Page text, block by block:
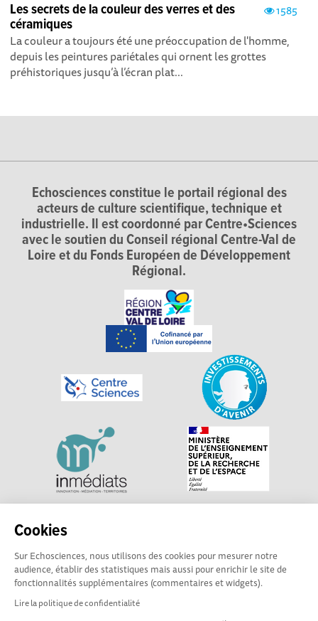
Cookies
Sur Echosciences, nous utilisons des cookies pour mesurer notre
audience, établir des statistiques mais aussi pour enrichir le site de
fonctionnalités supplémentaires (commentaires et widgets).
Lire la politique de confidentialité
1585
Les secrets de la couleur des verres et des
céramiques
La couleur a toujours été une préoccupation de l'homme,
depuis les peintures pariétales qui ornent les grottes
préhistoriques jusqu’à l’écran plat...
Echosciences constitue le portail régional des
acteurs de culture scientifique, technique et
industrielle. Il est coordonné par Centre•Sciences
avec le soutien du Conseil régional Centre-Val de
Loire et du Fonds Européen de Développement
Régional.
Explorer, s’exprimer, rentrer en contact : Echosciences
sciences et de technologies du territoire. Propulsé par
Centre•Sciences/ Contact : echosciences@centre-
sciences.fr